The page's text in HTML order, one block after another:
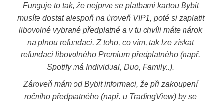
Funguje to tak, že nejprve se platbami kartou Bybit
musíte dostat alespoň na úroveň VIP1, poté si zaplatit
libovolné vybrané předplatné a v tu chvíli máte nárok
na plnou refundaci. Z toho, co vím, tak lze získat
refundaci libovolného Premium předplatného (např.
Spotify má Individual, Duo, Family..).
Zároveň mám od Bybit informaci, že při zakoupení
ročního předplatného (např. u TradingView) by se